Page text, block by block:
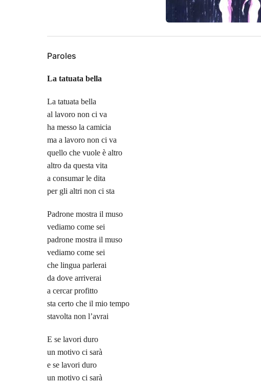
Paroles
La tatuata bella
La tatuata bella
al lavoro non ci va
ha messo la camicia
ma a lavoro non ci va
quello che vuole è altro
altro da questa vita
a consumar le dita
per gli altri non ci sta
Padrone mostra il muso
vediamo come sei
padrone mostra il muso
vediamo come sei
che lingua parlerai
da dove arriverai
a cercar profitto
sta certo che il mio tempo
stavolta non l’avrai
E se lavori duro
un motivo ci sarà
e se lavori duro
un motivo ci sarà